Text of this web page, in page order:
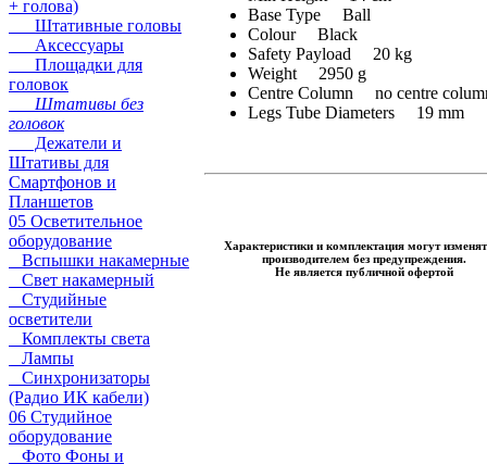
+ голова)
Штативные головы
Аксессуары
Площадки для
головок
Штативы без
головок
Дежатели и
Штативы для
Смартфонов и
Планшетов
05 Осветительное
оборудование
Вспышки накамерные
Свет накамерный
Студийные
осветители
Комплекты света
Лампы
Синхронизаторы
(Радио ИК кабели)
06 Студийное
оборудование
Фото Фоны и
Base Type Ball
Colour Black
Safety Payload 20 kg
Weight 2950 g
Centre Column no centre
Legs Tube Diameters 19 mm
Характеристики и комплектация могут
производителем без предупреждения.
Не является публичной офертой